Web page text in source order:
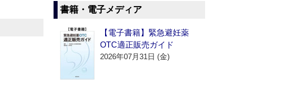
書籍・電子メディア
【電子書籍】緊急避妊薬
OTC適正販売ガイド
2026年07月31日 (金)